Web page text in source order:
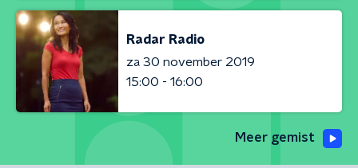
Radar Radio
za 30 november 2019
15:00 - 16:00
Meer gemist